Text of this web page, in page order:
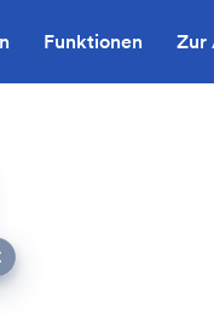
Funktionen Zur